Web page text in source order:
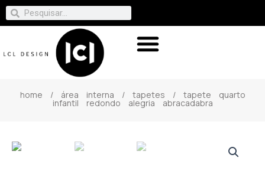
home / área interna / tapetes / tapete quarto
infantil redondo alegria abracadabra